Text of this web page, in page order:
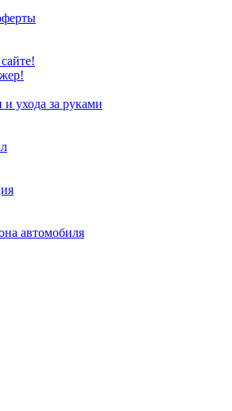
и ухода за руками
автомобиля